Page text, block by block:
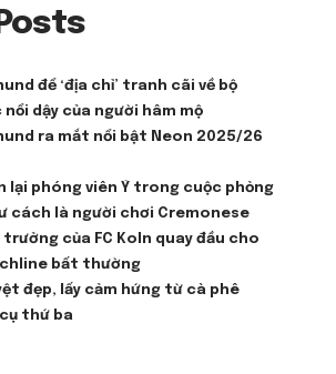
để ‘địa chỉ’ tranh cãi về bộ
dậy của người hâm mộ
ra mắt nổi bật Neon 2025/26
lại phóng viên Ý trong cuộc phỏng
cách là người chơi Cremonese
trưởng của FC Koln quay đầu cho
bất thường
đẹp, lấy cảm hứng từ cà phê
thứ ba